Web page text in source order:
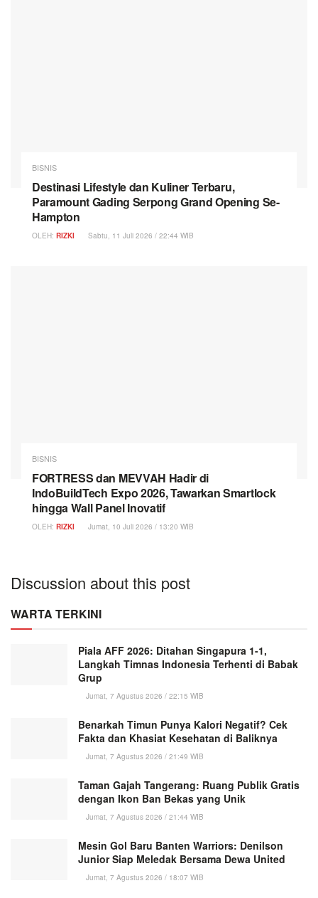
BISNIS
Destinasi Lifestyle dan Kuliner Terbaru,
Paramount Gading Serpong Grand Opening Se-
Hampton
OLEH: RIZKI Sabtu, 11 Juli 2026 / 22:44 WIB
BISNIS
FORTRESS dan MEVVAH Hadir di
IndoBuildTech Expo 2026, Tawarkan Smartlock
hingga Wall Panel Inovatif
OLEH: RIZKI Jumat, 10 Juli 2026 / 13:20 WIB
Discussion about this post
WARTA TERKINI
Piala AFF 2026: Ditahan Singapura 1-1,
Langkah Timnas Indonesia Terhenti di Babak
Grup
Jumat, 7 Agustus 2026 / 22:15 WIB
Benarkah Timun Punya Kalori Negatif? Cek
Fakta dan Khasiat Kesehatan di Baliknya
Jumat, 7 Agustus 2026 / 21:49 WIB
Taman Gajah Tangerang: Ruang Publik Gratis
dengan Ikon Ban Bekas yang Unik
Jumat, 7 Agustus 2026 / 21:44 WIB
Mesin Gol Baru Banten Warriors: Denilson
Junior Siap Meledak Bersama Dewa United
Jumat, 7 Agustus 2026 / 18:07 WIB